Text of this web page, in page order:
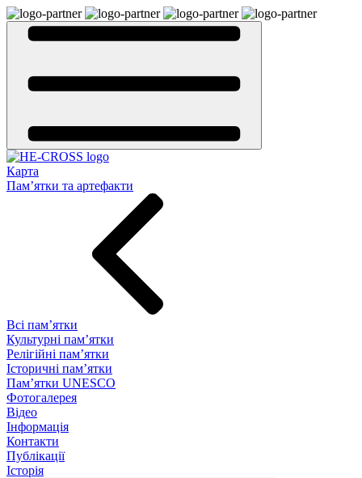
Карта
Пам’ятки та артефакти
Всі пам’ятки
Культурні пам’ятки
Релігійні пам’ятки
Історичні пам’ятки
Пам’ятки UNESCO
Фотогалерея
Відео
Інформація
Контакти
Публікації
Історія